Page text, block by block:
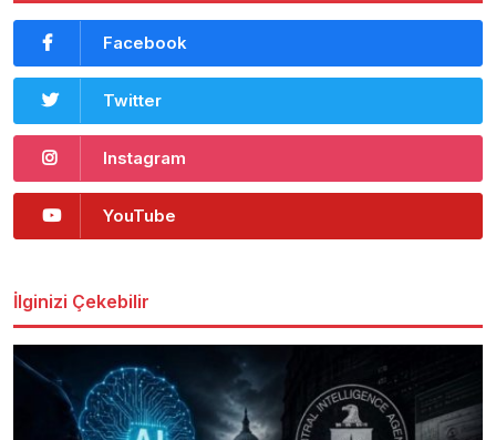
Facebook
Twitter
Instagram
YouTube
İlginizi Çekebilir